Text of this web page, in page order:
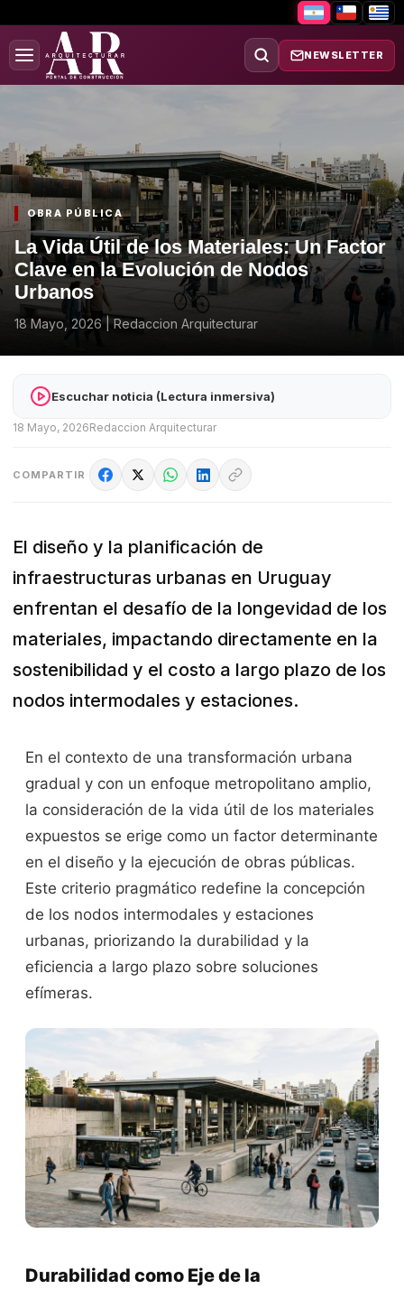
NEWSLETTER
OBRA PÚBLICA
La Vida Útil de los Materiales: Un Factor
Clave en la Evolución de Nodos
Urbanos
18 Mayo, 2026|Redaccion Arquitecturar
Escuchar noticia (Lectura inmersiva)
18 Mayo, 2026Redaccion Arquitecturar
COMPARTIR
El diseño y la planificación de
infraestructuras urbanas en Uruguay
enfrentan el desafío de la longevidad de los
materiales, impactando directamente en la
sostenibilidad y el costo a largo plazo de los
nodos intermodales y estaciones.
En el contexto de una transformación urbana
gradual y con un enfoque metropolitano amplio,
la consideración de la vida útil de los materiales
expuestos se erige como un factor determinante
en el diseño y la ejecución de obras públicas.
Este criterio pragmático redefine la concepción
de los nodos intermodales y estaciones
urbanas, priorizando la durabilidad y la
eficiencia a largo plazo sobre soluciones
efímeras.
Durabilidad como Eje de la